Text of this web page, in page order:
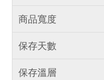
商品寬度
保存天數
保存溫層